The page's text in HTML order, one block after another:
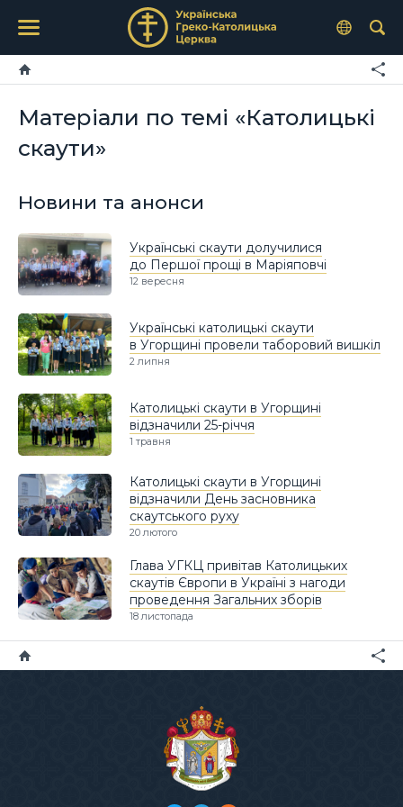
Матеріали по темі «Католицькі
скаути»
Новини та анонси
Українські скаути долучилися
до Першої прощі в Маріяповчі
12 вересня
Українські католицькі скаути
в Угорщині провели таборовий вишкіл
2 липня
Католицькі скаути в Угорщині
відзначили 25-річчя
1 травня
Католицькі скаути в Угорщині
відзначили День засновника
скаутського руху
20 лютого
Глава УГКЦ привітав Католицьких
скаутів Європи в Україні з нагоди
проведення Загальних зборів
18 листопада